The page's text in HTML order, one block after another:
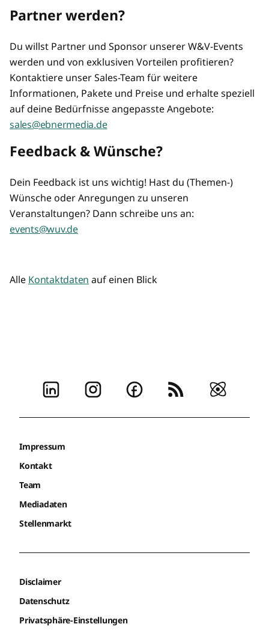
Partner werden?
Du willst Partner und Sponsor unserer W&V-Events
werden und von exklusiven Vorteilen profitieren?
Kontaktiere unser Sales-Team für weitere
Informationen, Pakete und Preise und erhalte speziell
auf deine Bedürfnisse angepasste Angebote:
sales@ebnermedia.de
Feedback & Wünsche?
Dein Feedback ist uns wichtig! Hast du (Themen-)
Wünsche oder Anregungen zu unseren
Veranstaltungen? Dann schreibe uns an:
events@wuv.de
Alle Kontaktdaten auf einen Blick
Impressum
Kontakt
Team
Mediadaten
Stellenmarkt
Disclaimer
Datenschutz
Privatsphäre-Einstellungen